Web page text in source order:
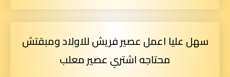
سهل عليا اعمل عصير فريش للاولاد ومبقتش
محتاجه اشتري عصير معلب